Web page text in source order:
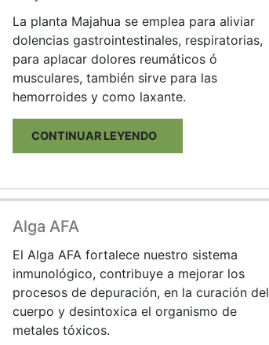
La planta Majahua se emplea para aliviar
dolencias gastrointestinales, respiratorias,
para aplacar dolores reumáticos ó
musculares, también sirve para las
hemorroides y como laxante.
CONTINUAR LEYENDO
Alga AFA
El Alga AFA fortalece nuestro sistema
inmunológico, contribuye a mejorar los
procesos de depuración, en la curación del
cuerpo y desintoxica el organismo de
metales tóxicos.